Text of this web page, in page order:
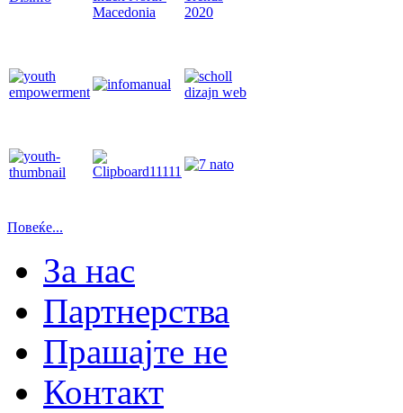
Повеќе...
За нас
Партнерства
Прашајте не
Контакт